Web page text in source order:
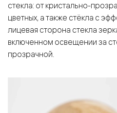
стекла: от кристально-
цветных, а также стёкла с
лицевая сторона стекла
включенном освещении за
прозрачной.